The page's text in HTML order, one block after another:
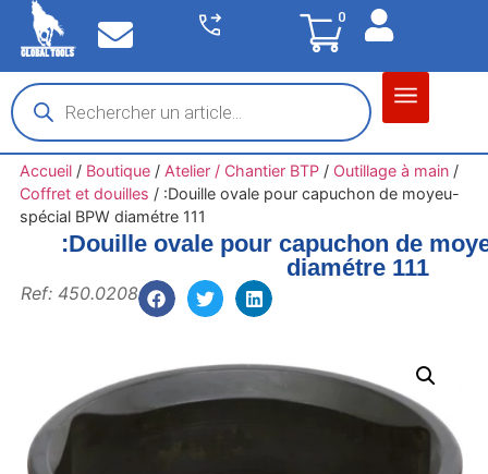
0
Accueil/ Boutique/ Atelier / Chantier BTP/ Outillage à main/
Coffret et douilles / :Douille ovale pour capuchon de moyeu-
spécial BPW diamétre 111
:Douille ovale pour capuchon de
diamétre 111
Ref: 450.0208